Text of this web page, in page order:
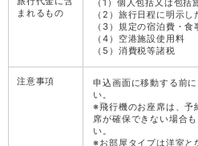
まれるもの
（1）個人包括又は包
（2）旅行日程に明示
（3）規定の宿泊費・食
（4）空港施設使用料
（5）消費税等諸税
注意事項
申込画面に移動する前
い。
※飛行機のお座席は、予
席が確保できない場合
い。
※お部屋タイプは洋室と